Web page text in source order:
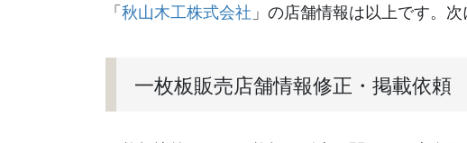
「 秋山木工株式会社 」の店舗情報は以上です。次
一枚板販売店舗情報修正・掲載依頼